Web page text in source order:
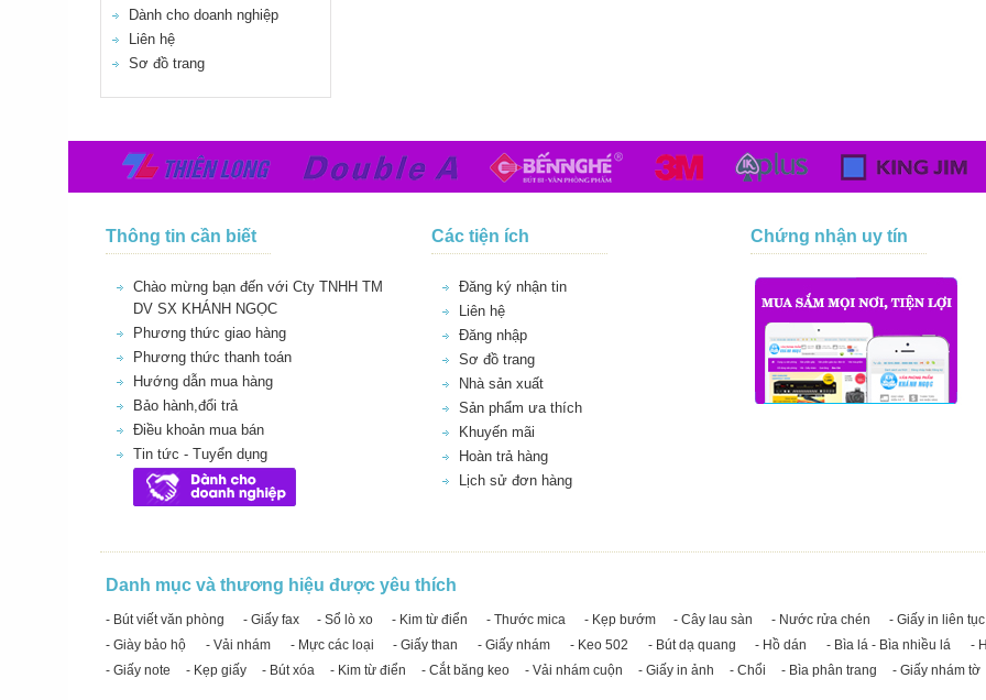
Dành cho doanh nghiệp
Liên hệ
Sơ đồ trang
Thông tin cần biết
Chào mừng bạn đến với Cty TNHH TM
DV SX KHÁNH NGỌC
Phương thức giao hàng
Phương thức thanh toán
Hướng dẫn mua hàng
Bảo hành,đổi trả
Điều khoản mua bán
Tin tức - Tuyển dụng
Các tiện ích
Đăng ký nhận tin
Liên hệ
Đăng nhập
Sơ đồ trang
Nhà sản xuất
Sản phẩm ưa thích
Khuyến mãi
Hoàn trả hàng
Lịch sử đơn hàng
Chứng nhận uy tín
Danh mục và thương hiệu được yêu thích
- Bút viết văn phòng - Giấy fax - Sổ lò xo - Kim từ điển - Thước mica - Kẹp bướm - Cây lau sàn - Nước rửa chén - Giấy in liên tục
- Giày bảo hộ
- Vải nhám - Mực các loại - Giấy than - Giấy nhám - Keo 502 - Bút dạ quang - Hồ dán - Bìa lá - Bìa nhiều lá -
- Giấy note
- Kẹp giấy - Bút xóa - Kim từ điển - Cắt băng keo - Vải nhám cuộn - Giấy in ảnh - Chổi - Bìa phân trang - Giấy nhám tờ